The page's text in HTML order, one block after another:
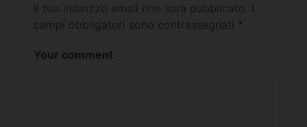
Il tuo indirizzo email non sarà pubblicato.
campi obbligatori sono contrassegnati *
Your comment